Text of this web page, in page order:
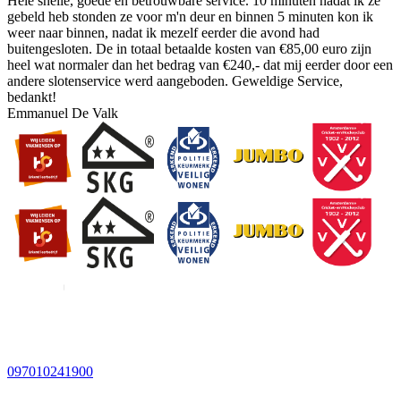
gebeld heb stonden ze voor m'n deur en binnen 5 minuten kon ik
weer naar binnen, nadat ik mezelf eerder die avond had
buitengesloten. De in totaal betaalde kosten van €85,00 euro zijn
heel wat normaler dan het bedrag van €240,- dat mij eerder door een
andere slotenservice werd aangeboden. Geweldige Service,
bedankt!
Emmanuel De Valk
097010241900